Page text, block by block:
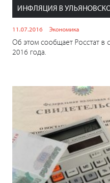
ИНФЛЯЦИЯ В
11.07.2016 Экономика
Об этом сообщает Росстат в
2016 года.